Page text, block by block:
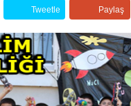
Tweetle Paylaş